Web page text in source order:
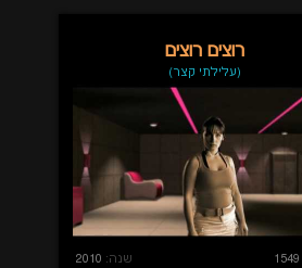
רוצים רוצים
(עלילתי קצר)
1549 שנה: 2010